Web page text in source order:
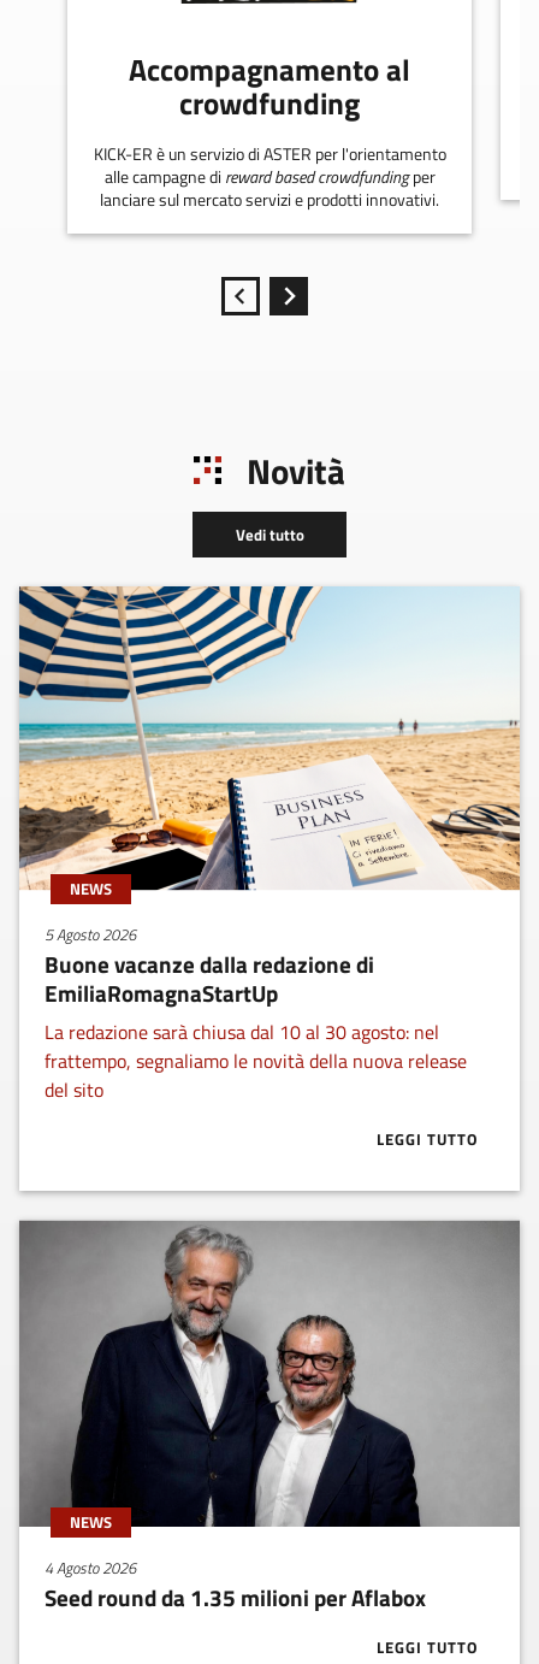
Accompagnamento al
crowdfunding
KICK-ER è un servizio di ASTER per l'orientamento
alle campagne di reward based crowdfundingper
lanciare sul mercato servizi e prodotti innovativi.
Novità
Vedi tutto
NEWS
5 Agosto 2026
Buone vacanze dalla redazione di
EmiliaRomagnaStartUp
La redazione sarà chiusa dal 10 al 30 agosto: nel
frattempo, segnaliamo le novità della nuova release
del sito
LEGGI TUTTO
ABOUT
NEWS
4 Agosto 2026
Seed round da 1.35 milioni per Aflabox
LEGGI TUTTOABOUT SEED